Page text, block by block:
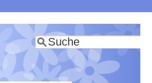
zum
Inhalt
Suche